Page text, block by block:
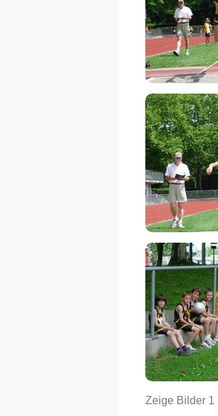
Zeige Bilder 1